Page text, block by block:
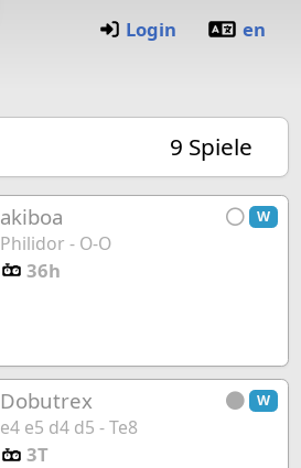
Login en
9 Spiele
akiboa W
Philidor - O-O
36h
Dobutrex W
e4 e5 d4 d5 - Te8
3T